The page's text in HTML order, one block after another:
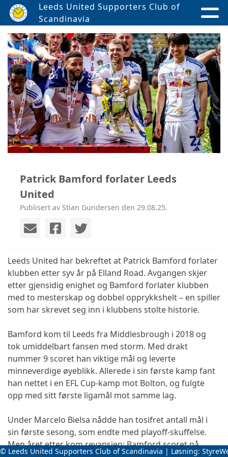
Leeds United Supporters Club of
Scandinavia
Patrick Bamford forlater Leeds
United
Publisert av Stian Gundersen den 29.08.25.
Leeds United har bekreftet at Patrick Bamford forlater
klubben etter syv år på Elland Road. Avgangen skjer
etter gjensidig enighet og Bamford forlater klubben
med to mesterskap og dobbel opprykkshelt – en spiller
som har skrevet seg inn i klubbens stolte historie.
Bamford kom til Leeds fra Middlesbrough i 2018 og
tok umiddelbart fansen med storm. Med drakt
nummer 9 scoret han viktige mål og leverte
minneverdige øyeblikk. Allerede i sin første kamp fant
han nettet i en EFL Cup-kamp mot Bolton, og fulgte
opp med sitt første ligamål mot samme lag.
Under Marcelo Bielsa nådde han tosifret antall mål i
sin første sesong, som endte med playoff-skuffelse.
Men året etter kom revansjen: Bamford scoret på
© Leeds United Supporters Club of Scandinavia | Løsning: